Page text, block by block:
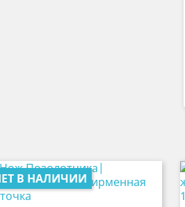
В НАЛИЧИИ